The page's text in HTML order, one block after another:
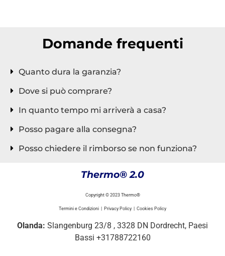
Domande frequenti
Quanto dura la garanzia?
Dove si può comprare?
In quanto tempo mi arriverà a casa?
Posso pagare alla consegna?
Posso chiedere il rimborso se non funziona?
Thermo® 2.0
Copyright © 2023 Thermo®
Termini e Condizioni | Privacy Policy | Cookies Policy
Olanda: Slangenburg 23/8 , 3328 DN Dordrecht, Paesi
Bassi +31788722160